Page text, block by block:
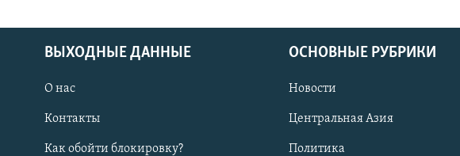
ВЫХОДНЫЕ ДАННЫЕ
О нас
Контакты
Как обойти блокировку?
ОСНОВНЫЕ РУБРИКИ
Новости
Центральная Азия
Политика